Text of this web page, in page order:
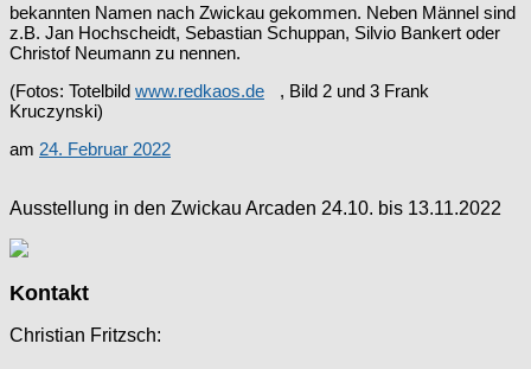
bekannten Namen nach Zwickau gekommen. Neben Männel sind
z.B. Jan Hochscheidt, Sebastian Schuppan, Silvio Bankert oder
Christof Neumann zu nennen.
(Fotos: Totelbild www.redkaos.de
, Bild 2 und 3 Frank
Kruczynski)
am 24. Februar 2022
Ausstellung in den Zwickau Arcaden 24.10. bis 13.11.2022
Kontakt
Christian Fritzsch: